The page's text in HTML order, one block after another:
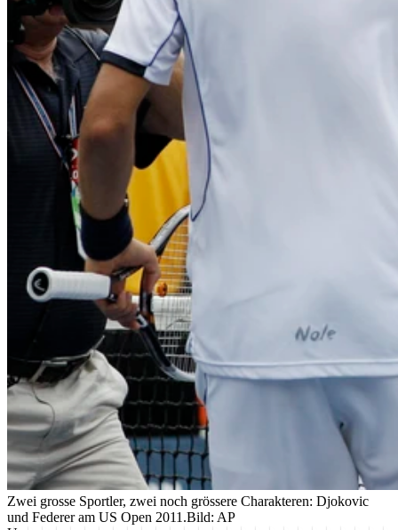
Zwei grosse Sportler, zwei noch grössere Charakteren: Djokovic
und Federer am US Open 2011.Bild: AP